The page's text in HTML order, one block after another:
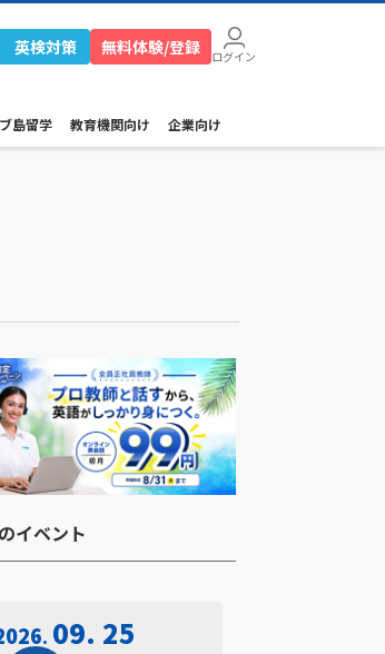
英検対策 無料体験/登録 ログイン
島留学 教育機関向け 企業向け
イベント​
09. 25